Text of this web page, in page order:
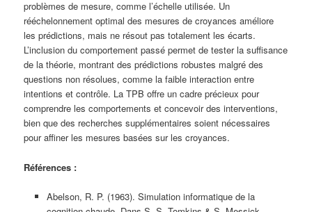
problèmes de mesure, comme l’échelle utilisée. Un
rééchelonnement optimal des mesures de croyances améliore
les prédictions, mais ne résout pas totalement les écarts.
L’inclusion du comportement passé permet de tester la suffisance
de la théorie, montrant des prédictions robustes malgré des
questions non résolues, comme la faible interaction entre
intentions et contrôle. La TPB offre un cadre précieux pour
comprendre les comportements et concevoir des interventions,
bien que des recherches supplémentaires soient nécessaires
pour affiner les mesures basées sur les croyances.
Références :
Abelson, R. P. (1963). Simulation informatique de la